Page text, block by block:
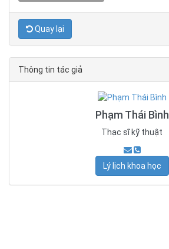
Quay lại
Thông tin tác giả
Phạm Thái Bình
Thạc sĩ kỹ thuật
Lý lịch khoa học